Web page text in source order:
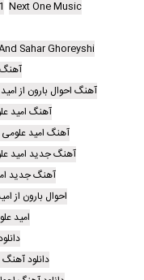
Next One Music
Sahar Ghoreyshi
آهنگ
آهنگ احوال بارون از
آهنگ امید
آهنگ امید علومی
آهنگ جدید امید
آهنگ جدید
احوال بارون از
امید
دانلود